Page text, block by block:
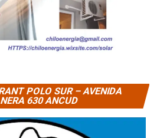
POLO SUR – AVENIDA
630 ANCUD